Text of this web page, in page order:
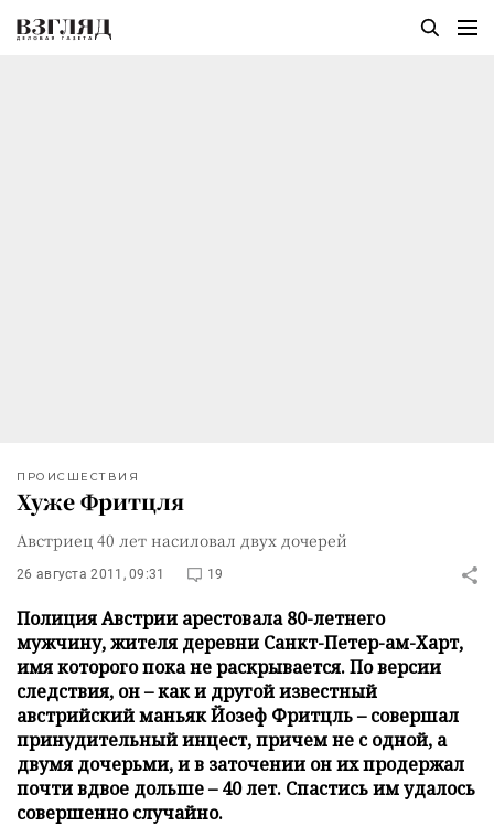
ПРОИСШЕСТВИЯ
Хуже Фритцля
Австриец 40 лет насиловал двух дочерей
26 августа 2011, 09:31 19
Полиция Австрии арестовала 80-летнего
мужчину, жителя деревни Санкт-Петер-ам-Харт,
имя которого пока не раскрывается. По версии
следствия, он – как и другой известный
австрийский маньяк Йозеф Фритцль – совершал
принудительный инцест, причем не с одной, а
двумя дочерьми, и в заточении он их продержал
почти вдвое дольше – 40 лет. Спастись им удалось
совершенно случайно.